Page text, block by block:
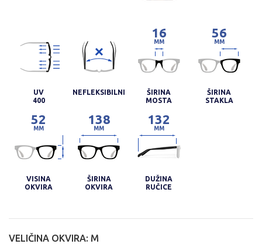
UV
400
NEFLEKSIBILNI
16
MM
ŠIRINA
MOSTA
56
MM
ŠIRINA
STAKLA
52
MM
VISINA
OKVIRA
138
MM
ŠIRINA
OKVIRA
132
MM
DUŽINA
RUČICE
VELIČINA OKVIRA: M